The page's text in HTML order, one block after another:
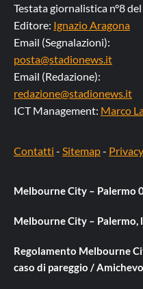
Testata giornalistica n°8
Editore: Ignazio Aragona
Email (Segnalazioni):
posta@stadionews.it
Email (Redazione):
redazione@stadionews.it
ICT Management: Marco
Contatti - Sitemap- Privacy
Melbourne City – Palermo
Melbourne City –
Regolamento Melbourne
caso di pareggio /